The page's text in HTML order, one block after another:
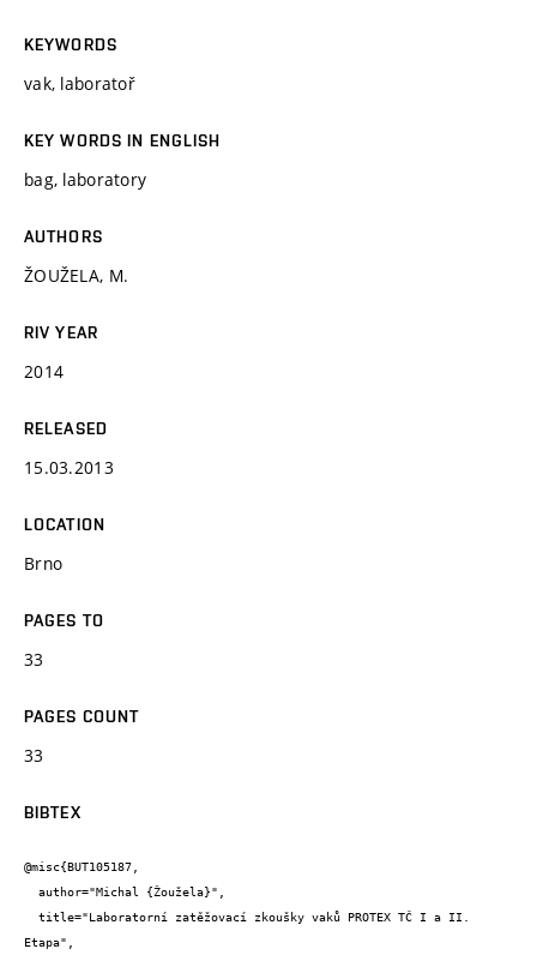
KEYWORDS
vak, laboratoř
KEY WORDS IN ENGLISH
bag, laboratory
AUTHORS
ŽOUŽELA, M.
RIV YEAR
2014
RELEASED
15.03.2013
LOCATION
Brno
PAGES TO
33
PAGES COUNT
33
BIBTEX
@misc{BUT105187,
Etapa",